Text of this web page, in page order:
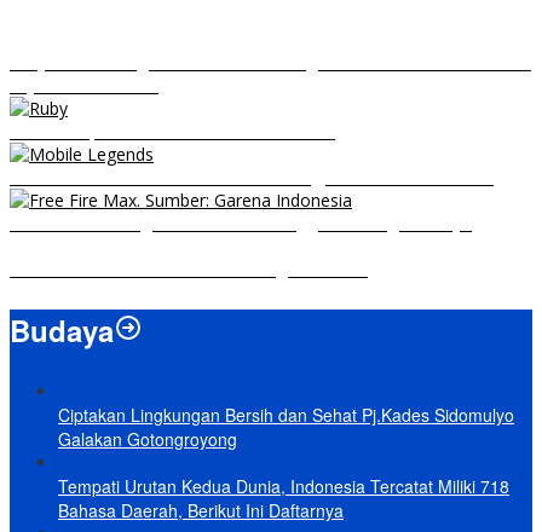
Budaya
Ciptakan Lingkungan Bersih dan Sehat Pj.Kades Sidomulyo
Galakan Gotongroyong
Tempati Urutan Kedua Dunia, Indonesia Tercatat Miliki 718
Bahasa Daerah, Berikut Ini Daftarnya